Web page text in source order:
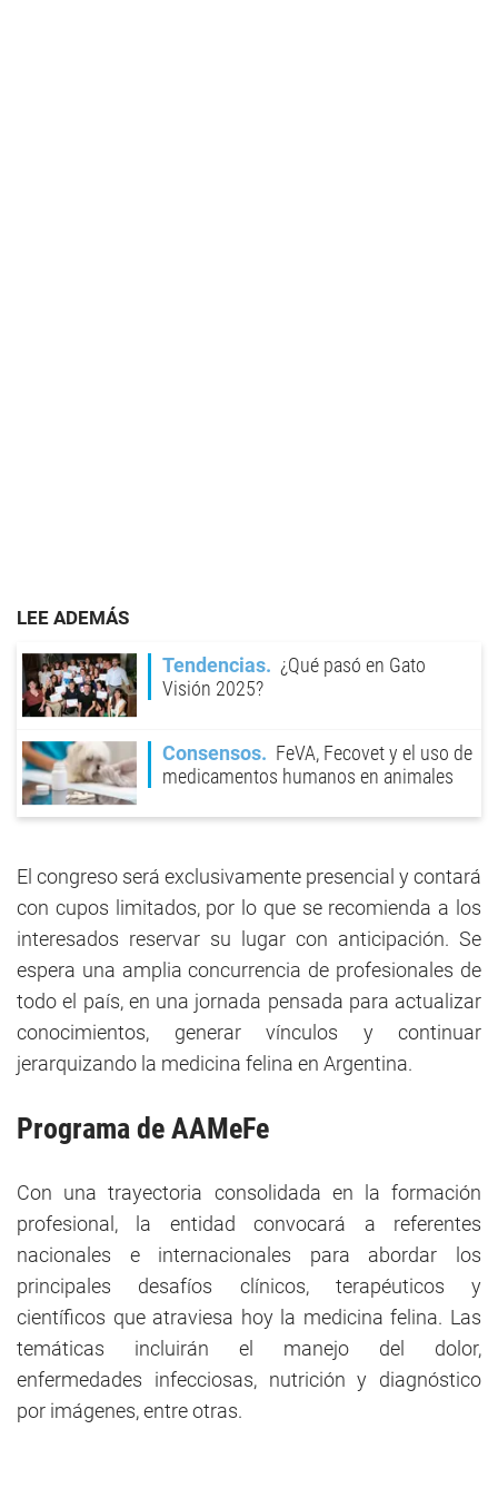
LEE ADEMÁS
Tendencias
¿Qué pasó en Gato
Visión 2025?
Consensos
FeVA, Fecovet y el uso de
medicamentos humanos en animales
El congreso será exclusivamente presencial y contará
con cupos limitados, por lo que se recomienda a los
interesados reservar su lugar con anticipación. Se
espera una amplia concurrencia de profesionales de
todo el país, en una jornada pensada para actualizar
conocimientos, generar vínculos y continuar
jerarquizando la medicina felina en Argentina.
Programa de AAMeFe
Con una trayectoria consolidada en la formación
profesional, la entidad convocará a referentes
nacionales e internacionales para abordar los
principales desafíos clínicos, terapéuticos y
científicos que atraviesa hoy la medicina felina. Las
temáticas incluirán el manejo del dolor,
enfermedades infecciosas, nutrición y diagnóstico
por imágenes, entre otras.